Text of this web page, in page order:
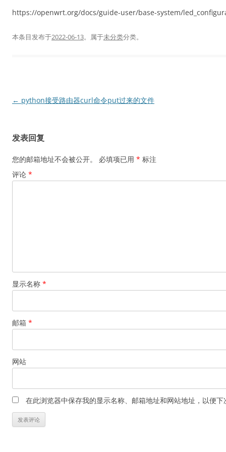
https://openwrt.org/docs/guide-user/base-system/
本条目发布于2022-06-13。属于未分类分类。
文
航
← python接受路由器curl命令put过来的文件
发表回复
您的邮箱地址不会被公开。 必填项已用 * 标注
评论 *
显示名称 *
邮箱 *
网站
在此浏览器中保存我的显示名称、邮箱地址和网站地址，以便下